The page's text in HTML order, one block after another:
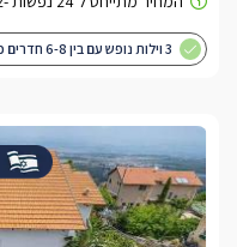
3 וילות נופש עם בין 6-8 חדרים כל אחת